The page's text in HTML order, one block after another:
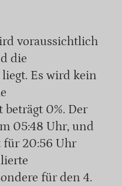
voraussichtlich
die
Es wird kein
0%. Der
05:48 Uhr, und
für 20:56 Uhr
für den 4.